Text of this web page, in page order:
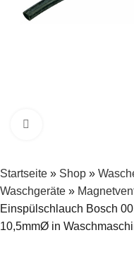
Startseite » Shop »
Waschgeräte »
Einspülschlauch Bosch
10,5mmØ in